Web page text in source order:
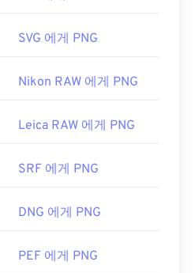
일은 모든 웹 브라우저에서
PNG-WebP또는PNG-BMP
과 같은 대체 프로그램은
는 데 유용합니다. PNG 파일
합니다. PNG 파일의 흥미로
것입니다.
SVG 에게 PNG
Nikon RAW 에게 PNG
Leica RAW 에게 PNG
SRF 에게 PNG
DNG 에게 PNG
PEF 에게 PNG